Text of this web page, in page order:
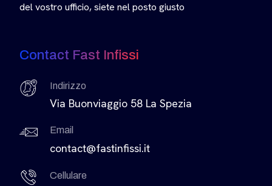
del vostro ufficio, siete nel posto giusto
Contact Fast Infissi
Indirizzo
Via Buonviaggio 58 La Spezia
Email
contact@fastinfissi.it
Cellulare